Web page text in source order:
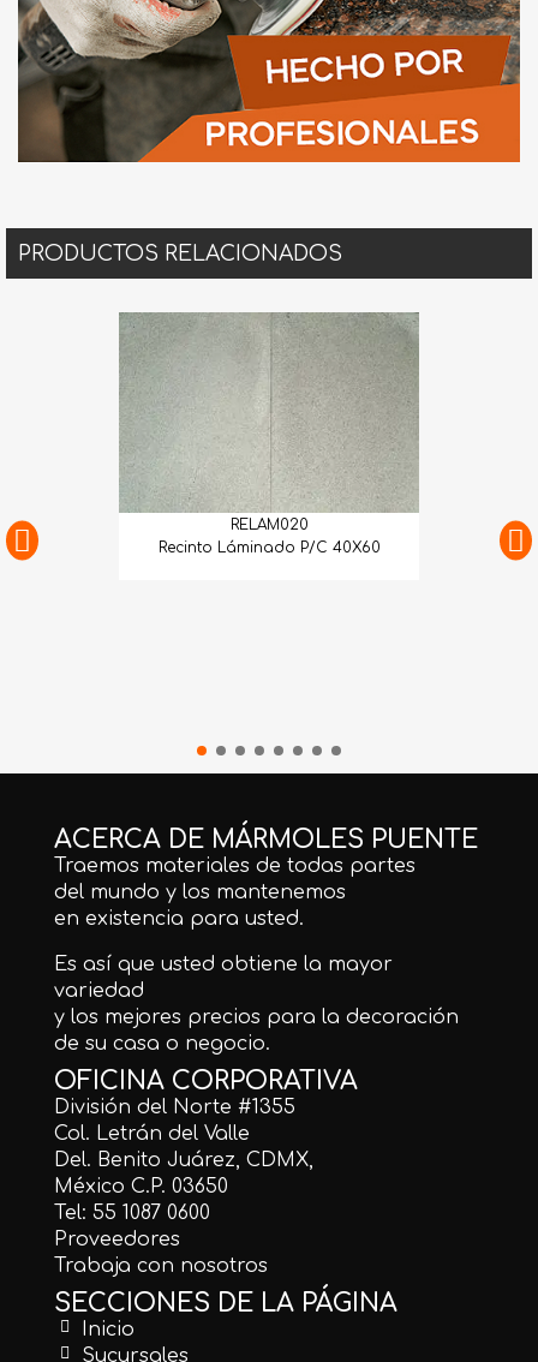
PRODUCTOS RELACIONADOS
RELAM020
Recinto Láminado P/C 40X60
ACERCA DE MÁRMOLES PUENTE
Traemos materiales de todas partes
del mundo y los mantenemos
en existencia para usted.
Es así que usted obtiene la mayor
variedad
y los mejores precios para la decoración
de su casa o negocio.
OFICINA CORPORATIVA
División del Norte #1355
Col. Letrán del Valle
Del. Benito Juárez, CDMX,
México C.P. 03650
Tel: 55 1087 0600
Proveedores
Trabaja con nosotros
SECCIONES DE LA PÁGINA
Inicio
Sucursales